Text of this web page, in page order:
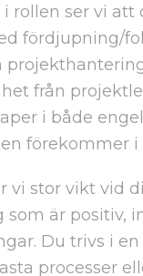
rollen ser vi
fördjupning/
från
i både
förekommer i
vi stor vikt vid
som är positiv,
Du trivs i
processer